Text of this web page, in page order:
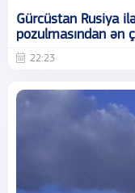
Gürcüstan Rusiya
pozulmasından ən
22:23